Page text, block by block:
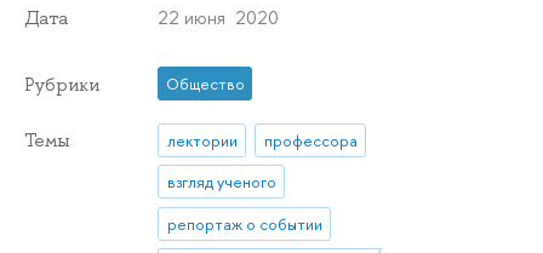
Дата 22 июня 2020
Рубрики Общество
Темы лектории
профессора
взгляд ученого
репортаж о событии